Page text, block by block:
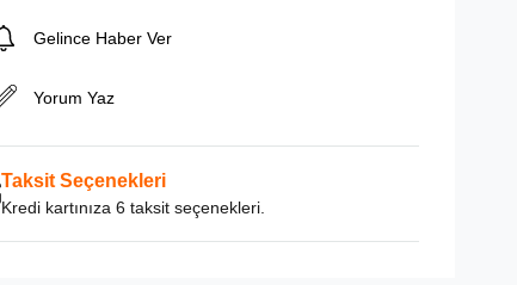
Gelince Haber Ver
Yorum Yaz
Taksit Seçenekleri
Kredi kartınıza 6 taksit seçenekleri.